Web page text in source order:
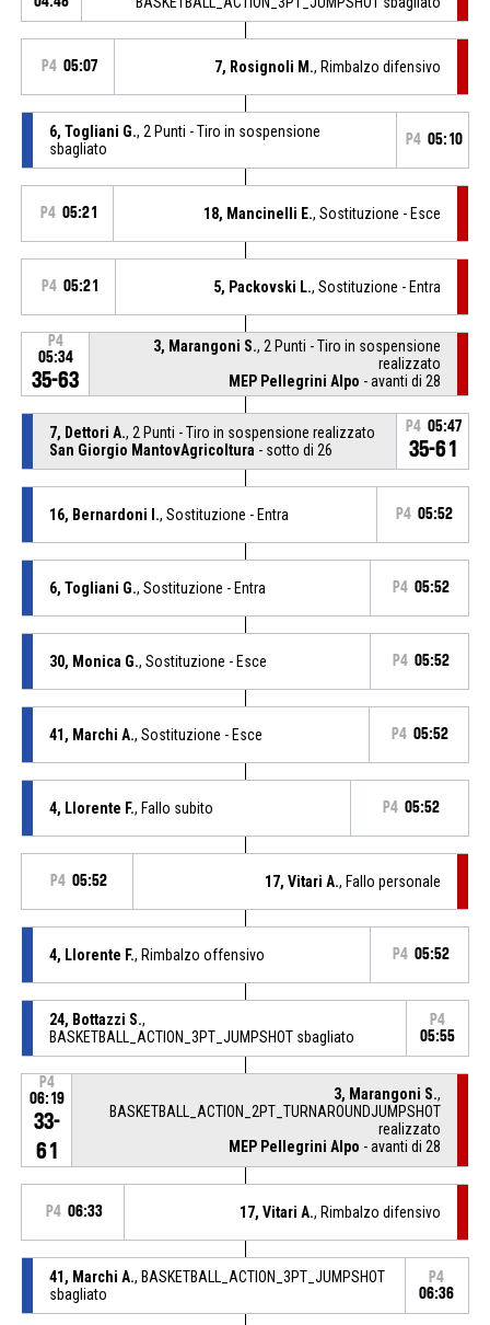
P4 05:07 7, Rosignoli M., Rimbalzo difensivo
6, Togliani G., 2 Punti - Tiro in sospensione
sbagliato
P4 05:10
P4 05:21 18, Mancinelli E., Sostituzione - Esce
P4 05:21 5, Packovski L., Sostituzione - Entra
P4
05:34
35-63
3, Marangoni S., 2 Punti - Tiro in sospensione
realizzato
MEP Pellegrini Alpo - avanti di 28
7, Dettori A., 2 Punti - Tiro in sospensione realizzato
San Giorgio MantovAgricoltura - sotto di 26
P4 05:47
35-61
16, Bernardoni I., Sostituzione - Entra P4 05:52
6, Togliani G., Sostituzione - Entra P4 05:52
30, Monica G., Sostituzione - Esce P4 05:52
41, Marchi A., Sostituzione - Esce P4 05:52
4, Llorente F., Fallo subito P4 05:52
P4 05:52 17, Vitari A., Fallo personale
4, Llorente F., Rimbalzo offensivo P4 05:52
24, Bottazzi S.,
BASKETBALL_ACTION_3PT_JUMPSHOT sbagliato
P4
05:55
P4
06:19
33-
61
3, Marangoni S.,
BASKETBALL_ACTION_2PT_TURNAROUNDJUMPSHOT
realizzato
MEP Pellegrini Alpo - avanti di 28
P4 06:33 17, Vitari A., Rimbalzo difensivo
41, Marchi A., BASKETBALL_ACTION_3PT_JUMPSHOT
sbagliato
P4
06:36